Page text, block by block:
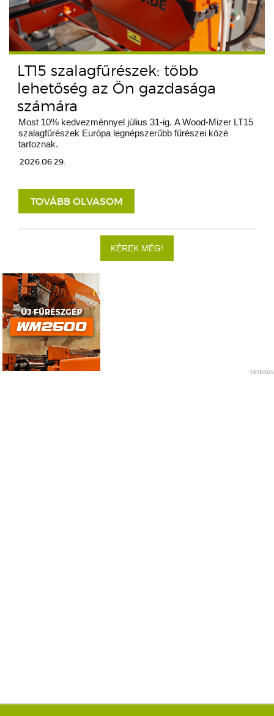
LT15 szalagfűrészek: több
lehetőség az Ön gazdasága
számára
Most 10% kedvezménnyel július 31-ig. A Wood-Mizer LT15
szalagfűrészek Európa legnépszerűbb fűrészei közé
tartoznak.
2026.06.29.
TOVÁBB OLVASOM
KÉREK MÉG!
hirdetés